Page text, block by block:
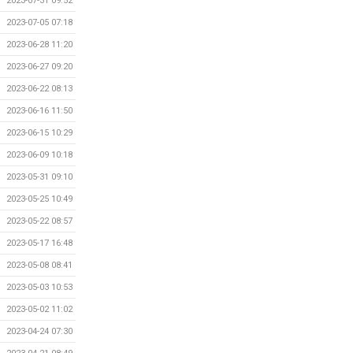
2023-07-05 07:18
2023-06-28 11:20
2023-06-27 09:20
2023-06-22 08:13
2023-06-16 11:50
2023-06-15 10:29
2023-06-09 10:18
2023-05-31 09:10
2023-05-25 10:49
2023-05-22 08:57
2023-05-17 16:48
2023-05-08 08:41
2023-05-03 10:53
2023-05-02 11:02
2023-04-24 07:30